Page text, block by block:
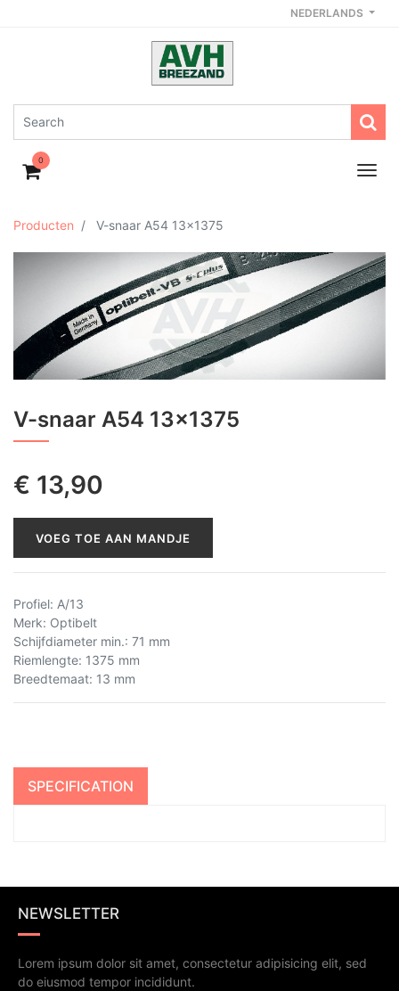
NEDERLANDS
0
Producten V-snaar A54 13x1375
V-snaar A54 13x1375
€ 13,90
VOEG TOE AAN MANDJE
Profiel: A/13
Merk: Optibelt
Schijfdiameter min.: 71 mm
Riemlengte: 1375 mm
Breedtemaat: 13 mm
SPECIFICATION
NEWSLETTER
Lorem ipsum dolor sit amet, consectetur adipisicing elit, sed
do eiusmod tempor incididunt.